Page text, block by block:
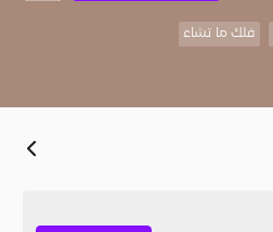
فلك ما تشاء